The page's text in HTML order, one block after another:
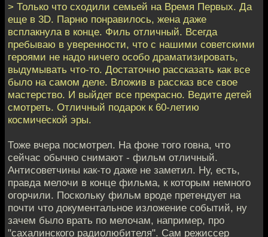
> Только что сходили семьей на Время Первых. Да
еще в 3D. Парню понравилось, жена даже
всплакнула в конце. Филь отличный. Всегда
пребываю в уверенности, что с нашими советскими
героями не надо ничего особо драматизировать,
выдумывать что-то. Достаточно рассказать как все
было на самом деле. Вложив в рассказ все свое
мастерство. И выйдет все прекрасно. Ведите детей
смотреть. Отличный подарок к 60-летию
космической эры.
Тоже вчера посмотрел. На фоне того говна, что
сейчас обычно снимают - фильм отличный.
Антисоветчины как-то даже не заметил. Ну, есть,
правда мелочи в конце фильма, к которым немного
огорчили. Поскольку фильм вроде претендует на
почти что документальное изложение событий, ну
зачем было врать по мелочам, например, про
"сахалинского радиолюбителя". Сам режиссер